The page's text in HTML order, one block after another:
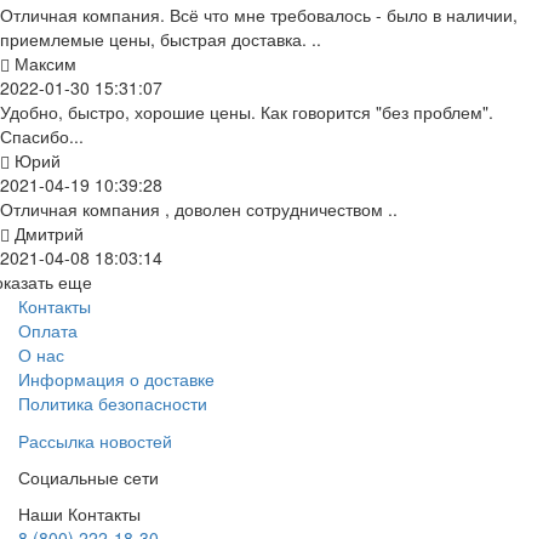
Отличная компания. Всё что мне требовалось - было в наличии,
приемлемые цены, быстрая доставка. ..
Максим
2022-01-30 15:31:07
Удобно, быстро, хорошие цены. Как говорится "без проблем".
Спасибо...
Юрий
2021-04-19 10:39:28
Отличная компания , доволен сотрудничеством ..
Дмитрий
2021-04-08 18:03:14
еще
Контакты
Оплата
О нас
Информация о доставке
Политика безопасности
Рассылка новостей
Социальные сети
Наши Контакты